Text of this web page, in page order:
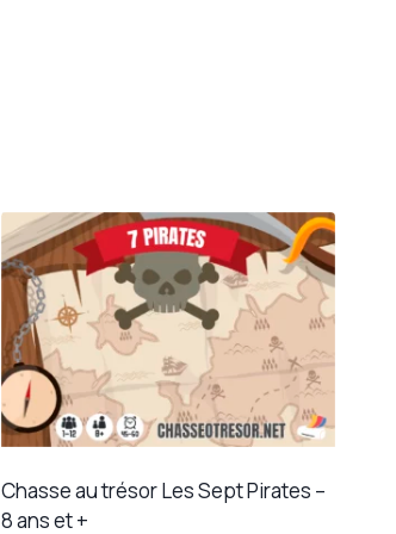
Chasse au trésor Les Sept Pirates –
8 ans et +